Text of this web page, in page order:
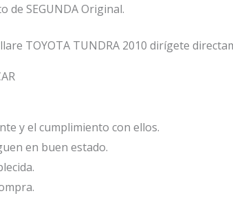
de SEGUNDA Original.
TOYOTA TUNDRA 2010 dirígete
y el cumplimiento con ellos.
en buen estado.